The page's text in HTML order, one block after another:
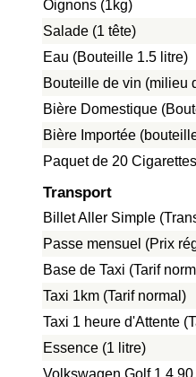
Oignons (1kg)
Salade (1 tête)
Eau (Bouteille 1.5 litre)
Bouteille de vin (milieu
Bière Domestique
Bière Importée
Paquet de 20
Transport
Billet Aller Simple
Passe mensuel (Prix
Base de Taxi (Tarif
Taxi 1km (Tarif normal)
Taxi 1 heure d'Attente
Essence (1 litre)
Volkswagen Golf 1.4